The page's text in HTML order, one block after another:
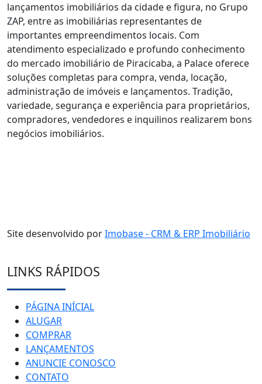
lançamentos imobiliários da cidade e figura, no Grupo
ZAP, entre as imobiliárias representantes de
importantes empreendimentos locais. Com
atendimento especializado e profundo conhecimento
do mercado imobiliário de Piracicaba, a Palace oferece
soluções completas para compra, venda, locação,
administração de imóveis e lançamentos. Tradição,
variedade, segurança e experiência para proprietários,
compradores, vendedores e inquilinos realizarem bons
negócios imobiliários.
Site desenvolvido porImobase - CRM & ERP Imobiliário
LINKS RÁPIDOS
PÁGINA INÍCIAL
ALUGAR
COMPRAR
LANÇAMENTOS
ANUNCIE CONOSCO
CONTATO